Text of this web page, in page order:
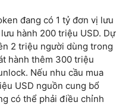
đang có 1 tỷ đơn vị lưu
hành 200 triệu USD. Dự
2 triệu người dùng trong
hành thêm 300 triệu
Nếu nhu cầu mua
USD nguồn cung bổ
có thể phải điều chỉnh